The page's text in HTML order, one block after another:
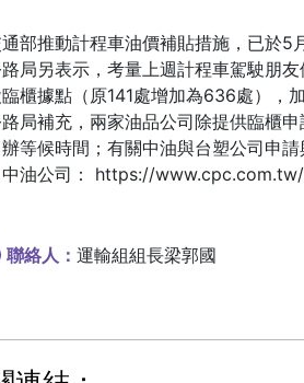
推動計程車油價補貼措施，已於5
另表示，考量上週計程車駕駛朋友
櫃據點（原141處增加為636處），
補充，兩家油品公司除提供臨櫃申
等候時間；有關中油與台塑公司申
中油公司： https://
聯絡人： 運輸組組長梁郭國